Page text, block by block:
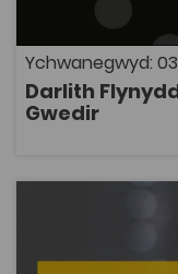
Ychwanegwyd:
Darlith
Gwedir
AGOR
Crefft y Stori Fer
Crefft y Stori